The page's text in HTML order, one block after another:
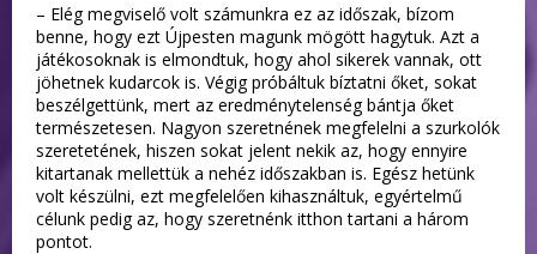
– Elég megviselő volt számunkra ez az időszak, bízom
benne, hogy ezt Újpesten magunk mögött hagytuk. Azt a
játékosoknak is elmondtuk, hogy ahol sikerek vannak, ott
jöhetnek kudarcok is. Végig próbáltuk bíztatni őket, sokat
beszélgettünk, mert az eredménytelenség bántja őket
természetesen. Nagyon szeretnének megfelelni a szurkolók
szeretetének, hiszen sokat jelent nekik az, hogy ennyire
kitartanak mellettük a nehéz időszakban is. Egész hetünk
volt készülni, ezt megfelelően kihasználtuk, egyértelmű
célunk pedig az, hogy szeretnénk itthon tartani a három
pontot.